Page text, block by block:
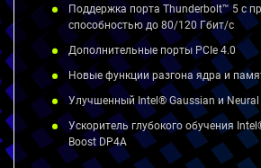
Поддержка порта Thunderbolt™ 5 с
способностью до 80/120 Гбит/с
Дополнительные порты PCIe 4.0
Новые функции разгона ядра и
Улучшенный Intel® Gaussian и Neural
Ускоритель глубокого обучения
Boost DP4A